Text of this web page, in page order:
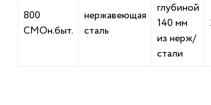
800
СМОн.быт.
нержавеющая
сталь
глубиной
140 мм
из нерж/
стали